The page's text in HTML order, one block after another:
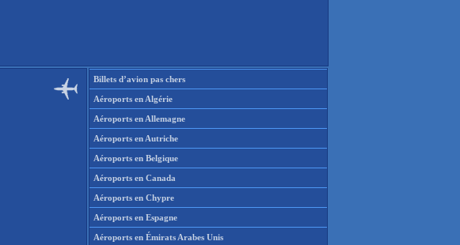
Billets d’avion pas chers
Aéroports en Algérie
Aéroports en Allemagne
Aéroports en Autriche
Aéroports en Belgique
Aéroports en Canada
Aéroports en Chypre
Aéroports en Espagne
Aéroports en Émirats Arabes Unis